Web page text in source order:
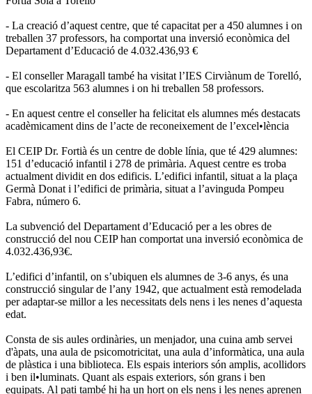
- La creació d’aquest centre, que té capacitat per a 450 alumnes i on
treballen 37 professors, ha comportat una inversió econòmica del
Departament d’Educació de 4.032.436,93 €
- El conseller Maragall també ha visitat l’IES Cirviànum de Torelló,
que escolaritza 563 alumnes i on hi treballen 58 professors.
- En aquest centre el conseller ha felicitat els alumnes més destacats
acadèmicament dins de l’acte de reconeixement de l’excel•lència
El CEIP Dr. Fortià és un centre de doble línia, que té 429 alumnes:
151 d’educació infantil i 278 de primària. Aquest centre es troba
actualment dividit en dos edificis. L’edifici infantil, situat a la plaça
Germà Donat i l’edifici de primària, situat a l’avinguda Pompeu
Fabra, número 6.
La subvenció del Departament d’Educació per a les obres de
construcció del nou CEIP han comportat una inversió econòmica de
4.032.436,93€.
L’edifici d’infantil, on s’ubiquen els alumnes de 3-6 anys, és una
construcció singular de l’any 1942, que actualment està remodelada
per adaptar-se millor a les necessitats dels nens i les nenes d’aquesta
edat.
Consta de sis aules ordinàries, un menjador, una cuina amb servei
d'àpats, una aula de psicomotricitat, una aula d’informàtica, una aula
de plàstica i una biblioteca. Els espais interiors són amplis, acollidors
i ben il•luminats. Quant als espais exteriors, són grans i ben
equipats. Al pati també hi ha un hort on els nens i les nenes aprenen